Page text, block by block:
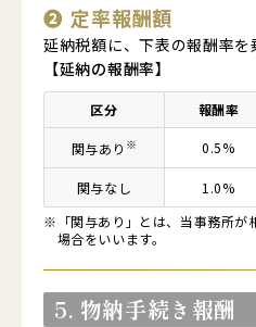
❷ 定率報酬額
延納税額に、下表の報酬率を
【延納の報酬率】
区分 報酬率
関与あり ※ 0.5%
関与なし
1.0%
※ 「関与あり」とは、当事務所
場合をいいます。
5. 物納手続き報酬